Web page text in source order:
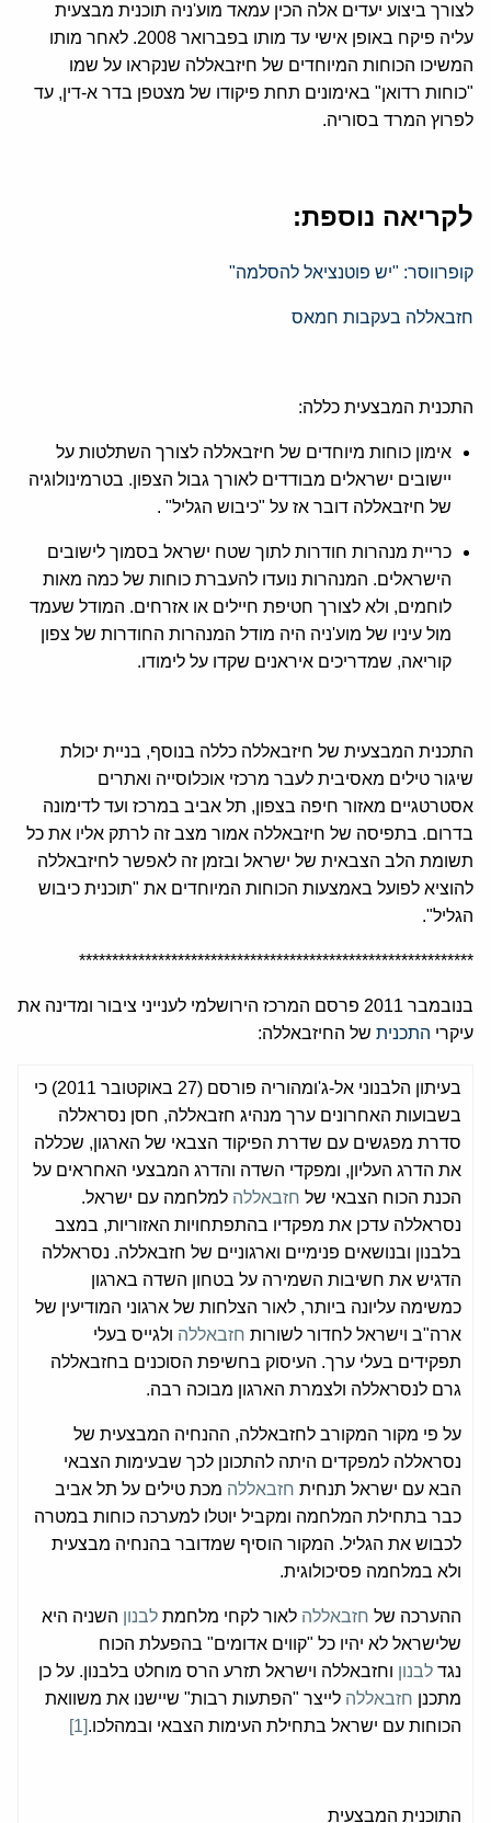
לצורך ביצוע יעדים אלה הכין עמאד מוע'ניה תוכנית מבצעית
עליה פיקח באופן אישי עד מותו בפברואר 2008. לאחר מותו
המשיכו הכוחות המיוחדים של חיזבאללה שנקראו על שמו
"כוחות רדואן" באימונים תחת פיקודו של מצטפן בדר א-דין, עד
לפרוץ המרד בסוריה.
לקריאה נוספת:
קופרווסר: "יש פוטנציאל להסלמה"
חזבאללה בעקבות חמאס
התכנית המבצעית כללה:
אימון כוחות מיוחדים של חיזבאללה לצורך השתלטות על
יישובים ישראלים מבודדים לאורך גבול הצפון. בטרמינולוגיה
של חיזבאללה דובר אז על "כיבוש הגליל" .
כריית מנהרות חודרות לתוך שטח ישראל בסמוך לישובים
הישראלים. המנהרות נועדו להעברת כוחות של כמה מאות
לוחמים, ולא לצורך חטיפת חיילים או אזרחים. המודל שעמד
מול עיניו של מוע'ניה היה מודל המנהרות החודרות של צפון
קוריאה, שמדריכים איראנים שקדו על לימודו.
התכנית המבצעית של חיזבאללה כללה בנוסף, בניית יכולת
שיגור טילים מאסיבית לעבר מרכזי אוכלוסייה ואתרים
אסטרטגיים מאזור חיפה בצפון, תל אביב במרכז ועד לדימונה
בדרום. בתפיסה של חיזבאללה אמור מצב זה לרתק אליו את כל
תשומת הלב הצבאית של ישראל ובזמן זה לאפשר לחיזבאללה
להוציא לפועל באמצעות הכוחות המיוחדים את "תוכנית כיבוש
הגליל".
************************************************************
בנובמבר 2011 פרסם המרכז הירושלמי לענייני ציבור ומדינה את
עיקרי התכנית של החיזבאללה:
בעיתון הלבנוני אל-ג'ומהוריה פורסם (27 באוקטובר 2011) כי
בשבועות האחרונים ערך מנהיג חזבאללה, חסן נסראללה
סדרת מפגשים עם שדרת הפיקוד הצבאי של הארגון, שכללה
את הדרג העליון, ומפקדי השדה והדרג המבצעי האחראים על
הכנת הכוח הצבאי של חזבאללה למלחמה עם ישראל.
נסראללה עדכן את מפקדיו בהתפתחויות האזוריות, במצב
בלבנון ובנושאים פנימיים וארגוניים של חזבאללה. נסראללה
הדגיש את חשיבות השמירה על בטחון השדה בארגון
כמשימה עליונה ביותר, לאור הצלחות של ארגוני המודיעין של
ארה"ב וישראל לחדור לשורות חזבאללה ולגייס בעלי
תפקידים בעלי ערך. העיסוק בחשיפת הסוכנים בחזבאללה
גרם לנסראללה ולצמרת הארגון מבוכה רבה.
על פי מקור המקורב לחזבאללה, ההנחיה המבצעית של
נסראללה למפקדים היתה להתכונן לכך שבעימות הצבאי
הבא עם ישראל תנחית חזבאללה מכת טילים על תל אביב
כבר בתחילת המלחמה ומקביל יוטלו למערכה כוחות במטרה
לכבוש את הגליל. המקור הוסיף שמדובר בהנחיה מבצעית
ולא במלחמה פסיכולוגית.
ההערכה של חזבאללה לאור לקחי מלחמת לבנון השניה היא
שלישראל לא יהיו כל "קווים אדומים" בהפעלת הכוח
נגד לבנון וחזבאללה וישראל תזרע הרס מוחלט בלבנון. על כן
מתכנן חזבאללה לייצר "הפתעות רבות" שיישנו את משוואת
הכוחות עם ישראל בתחילת העימות הצבאי ובמהלכו.[1]
התוכנית המבצעית